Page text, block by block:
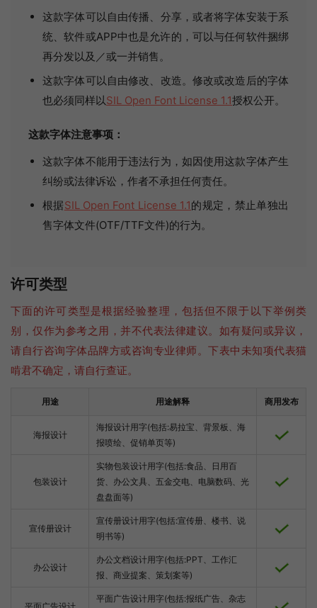
这款字体可以自由传播、分享，或者将字体安装于系
统、软件或APP中也是允许的，可以与任何软件捆绑
再分发以及／或一并销售。
这款字体可以自由修改、改造。修改或改造后的字体
也必须同样以SIL Open Font License 1.1授权公开。
这款字体注意事项：
这款字体不能用于违法行为，如因使用这款字体产生
纠纷或法律诉讼，作者不承担任何责任。
根据SIL Open Font License 1.1的规定，禁止单独出
售字体文件(OTF/TTF文件)的行为。
许可类型
下面的许可类型是根据经验整理，包括但不限于以下举例类
别，仅作为参考之用，并不代表法律建议。如有疑问或异议，
请自行咨询字体品牌方或咨询专业律师。下表中未知项代表猫
啃君不确定，请自行查证。
用途 用途解释 商用发布
海报设计
海报设计用字(包括:易拉宝、背景板、海
报喷绘、促销单页等)
包装设计
实物包装设计用字(包括:食品、日用百
货、办公文具、五金交电、电脑数码、光
盘盘面等)
宣传册设计
宣传册设计用字(包括:宣传册、楼书、说
明书等)
办公设计
办公文档设计用字(包括:PPT、工作汇
报、商业提案、策划案等)
平面广告设计用字(包括:报纸广告、杂志